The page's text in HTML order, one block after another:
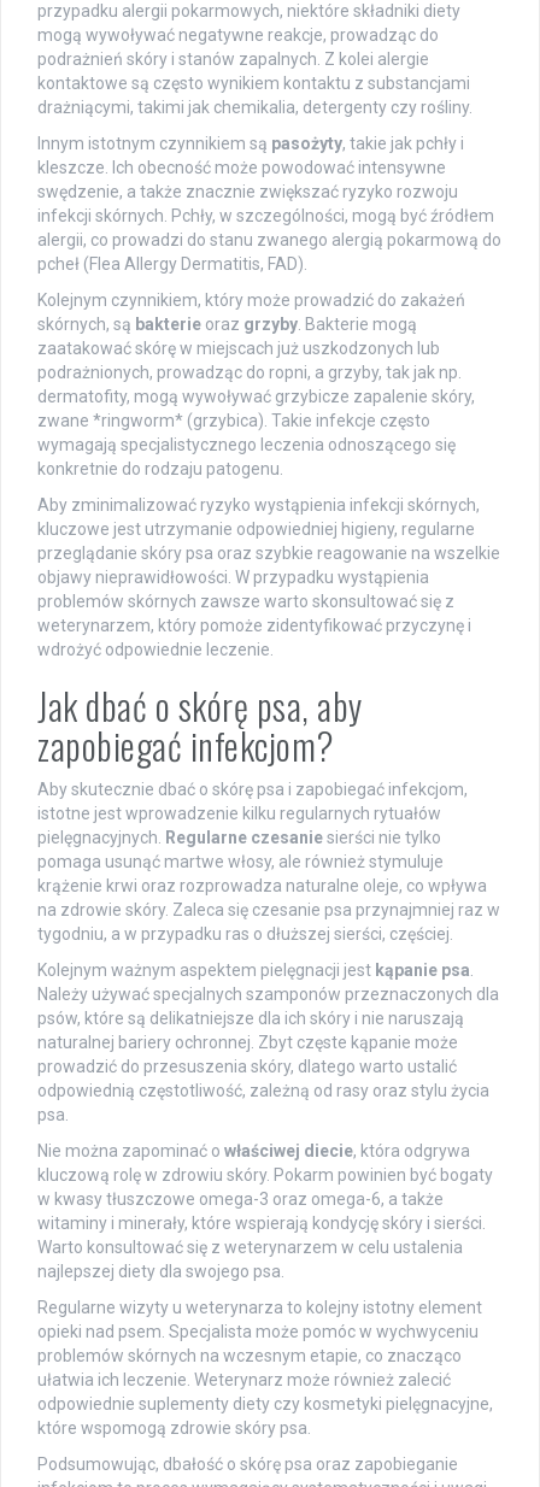
przypadku alergii pokarmowych, niektóre składniki diety
mogą wywoływać negatywne reakcje, prowadząc do
podrażnień skóry i stanów zapalnych. Z kolei alergie
kontaktowe są często wynikiem kontaktu z substancjami
drażniącymi, takimi jak chemikalia, detergenty czy rośliny.
Innym istotnym czynnikiem są pasożyty, takie jak pchły i
kleszcze. Ich obecność może powodować intensywne
swędzenie, a także znacznie zwiększać ryzyko rozwoju
infekcji skórnych. Pchły, w szczególności, mogą być źródłem
alergii, co prowadzi do stanu zwanego alergią pokarmową do
pcheł (Flea Allergy Dermatitis, FAD).
Kolejnym czynnikiem, który może prowadzić do zakażeń
skórnych, są bakterie oraz grzyby. Bakterie mogą
zaatakować skórę w miejscach już uszkodzonych lub
podrażnionych, prowadząc do ropni, a grzyby, tak jak np.
dermatofity, mogą wywoływać grzybicze zapalenie skóry,
zwane *ringworm* (grzybica). Takie infekcje często
wymagają specjalistycznego leczenia odnoszącego się
konkretnie do rodzaju patogenu.
Aby zminimalizować ryzyko wystąpienia infekcji skórnych,
kluczowe jest utrzymanie odpowiedniej higieny, regularne
przeglądanie skóry psa oraz szybkie reagowanie na wszelkie
objawy nieprawidłowości. W przypadku wystąpienia
problemów skórnych zawsze warto skonsultować się z
weterynarzem, który pomoże zidentyfikować przyczynę i
wdrożyć odpowiednie leczenie.
Jak dbać o skórę psa, aby
zapobiegać infekcjom?
Aby skutecznie dbać o skórę psa i zapobiegać infekcjom,
istotne jest wprowadzenie kilku regularnych rytuałów
pielęgnacyjnych. Regularne czesaniesierści nie tylko
pomaga usunąć martwe włosy, ale również stymuluje
krążenie krwi oraz rozprowadza naturalne oleje, co wpływa
na zdrowie skóry. Zaleca się czesanie psa przynajmniej raz w
tygodniu, a w przypadku ras o dłuższej sierści, częściej.
Kolejnym ważnym aspektem pielęgnacji jest kąpanie psa.
Należy używać specjalnych szamponów przeznaczonych dla
psów, które są delikatniejsze dla ich skóry i nie naruszają
naturalnej bariery ochronnej. Zbyt częste kąpanie może
prowadzić do przesuszenia skóry, dlatego warto ustalić
odpowiednią częstotliwość, zależną od rasy oraz stylu życia
psa.
Nie można zapominać o właściwej diecie, która odgrywa
kluczową rolę w zdrowiu skóry. Pokarm powinien być bogaty
w kwasy tłuszczowe omega-3 oraz omega-6, a także
witaminy i minerały, które wspierają kondycję skóry i sierści.
Warto konsultować się z weterynarzem w celu ustalenia
najlepszej diety dla swojego psa.
Regularne wizyty u weterynarza to kolejny istotny element
opieki nad psem. Specjalista może pomóc w wychwyceniu
problemów skórnych na wczesnym etapie, co znacząco
ułatwia ich leczenie. Weterynarz może również zalecić
odpowiednie suplementy diety czy kosmetyki pielęgnacyjne,
które wspomogą zdrowie skóry psa.
Podsumowując, dbałość o skórę psa oraz zapobieganie